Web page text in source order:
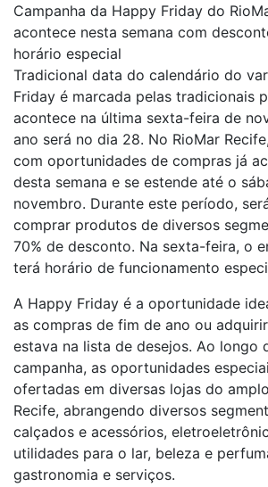
Campanha da Happy Friday do
acontece nesta semana com
horário especial
Tradicional data do calendário do
Friday é marcada pelas tradicionais
acontece na última sexta-feira de
ano será no dia 28. No RioMar
com oportunidades de compras já
desta semana e se estende até o
novembro. Durante este período,
comprar produtos de diversos
70% de desconto. Na sexta-feira, o
terá horário de funcionamento
A Happy Friday é a oportunidade
as compras de fim de ano ou
estava na lista de desejos. Ao longo
campanha, as oportunidades
ofertadas em diversas lojas do
Recife, abrangendo diversos
calçados e acessórios,
utilidades para o lar, beleza e
gastronomia e serviços.